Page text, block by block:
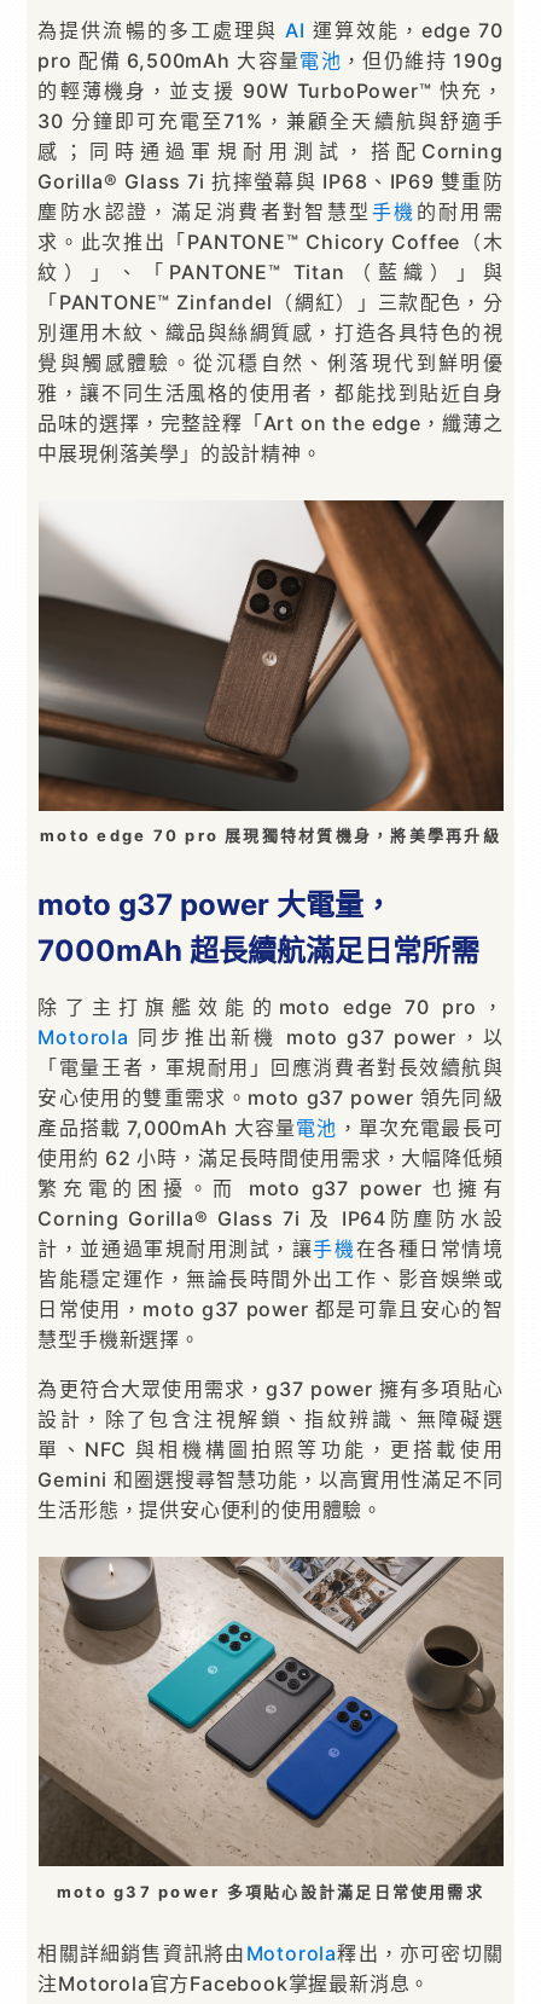
為提供流暢的多工處理與 AI 運算效能，edge 70
pro 配備 6,500mAh 大容量電池 ，但仍維持 190g
的輕薄機身，並支援 90W TurboPower™ 快充，
30 分鐘即可充電至71%，兼顧全天續航與舒適手
感；同時通過軍規耐用測試，搭配Corning
Gorilla® Glass 7i 抗摔螢幕與 IP68、IP69 雙重防
塵防水認證，滿足消費者對智慧型 手機 的耐用需
求。此次推出「PANTONE™ Chicory Coffee（木
紋）」、「PANTONE™ Titan（藍織）」與
「PANTONE™ Zinfandel（綢紅）」三款配色，分
別運用木紋、織品與絲綢質感，打造各具特色的視
覺與觸感體驗。從沉穩自然、俐落現代到鮮明優
雅，讓不同生活風格的使用者，都能找到貼近自身
品味的選擇，完整詮釋「Art on the edge，纖薄之
中展現俐落美學」的設計精神。
moto edge 70 pro 展現獨特材質機身，將美學再升級
moto g37 power 大電量，
7000mAh 超長續航滿足日常所需
除了主打旗艦效能的moto edge 70 pro，
Motorola 同步推出新機 moto g37 power，以
「電量王者，軍規耐用」回應消費者對長效續航與
安心使用的雙重需求。moto g37 power 領先同級
產品搭載 7,000mAh 大容量電池 ，單次充電最長可
使用約 62 小時，滿足長時間使用需求，大幅降低頻
繁充電的困擾。而 moto g37 power 也擁有
Corning Gorilla® Glass 7i 及 IP64防塵防水設
計，並通過軍規耐用測試，讓手機在各種日常情境
皆能穩定運作，無論長時間外出工作、影音娛樂或
日常使用，moto g37 power 都是可靠且安心的智
慧型手機新選擇。
為更符合大眾使用需求，g37 power 擁有多項貼心
設計，除了包含注視解鎖、指紋辨識、無障礙選
單、NFC 與相機構圖拍照等功能，更搭載使用
Gemini 和圈選搜尋智慧功能，以高實用性滿足不同
生活形態，提供安心便利的使用體驗。
moto g37 power 多項貼心設計滿足日常使用需求
相關詳細銷售資訊將由 Motorola釋出，亦可密切關
注Motorola官方Facebook掌握最新消息。